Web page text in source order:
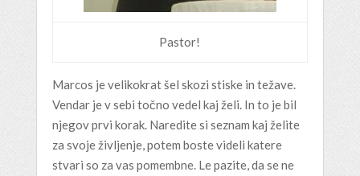
Pastor!
Marcos je velikokrat šel skozi stiske in težave.
Vendar je v sebi točno vedel kaj želi. In to je bil
njegov prvi korak. Naredite si seznam kaj želite
za svoje življenje, potem boste videli katere
stvari so za vas pomembne. Le pazite, da se ne